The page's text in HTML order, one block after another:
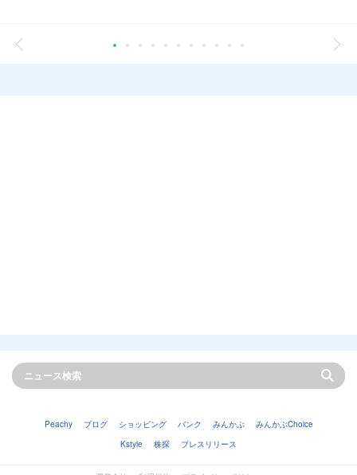
Peachy ブログ ショッピング バンク みんかぶ
みんかぶChoice
Kstyle
株探 プレスリリース